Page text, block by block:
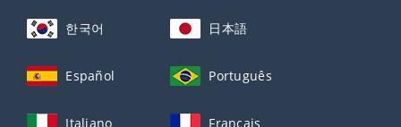
한국어 日本語
Español Português
Italiano Français